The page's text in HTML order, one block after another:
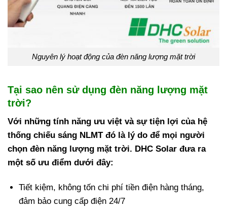
Nguyên lý hoạt động của đèn năng lượng mặt trời
Tại sao nên sử dụng đèn năng lượng mặt
trời?
Với những tính năng ưu việt và sự tiện lợi của hệ
thống chiếu sáng NLMT đó là lý do để mọi người
chọn đèn năng lượng mặt trời. DHC Solar đưa ra
một số ưu điểm dưới đây:
Tiết kiệm, không tốn chi phí tiền điện hàng tháng,
đảm bảo cung cấp điện 24/7